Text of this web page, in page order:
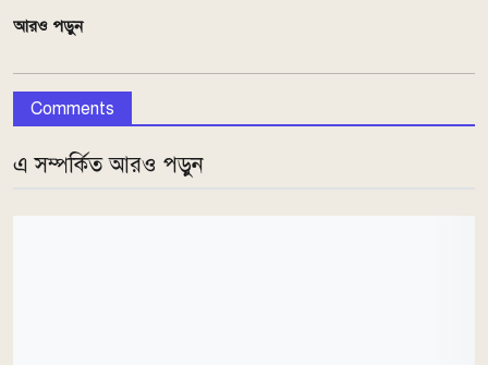
আরও পড়ুন
Comments
এ সম্পর্কিত আরও পড়ুন